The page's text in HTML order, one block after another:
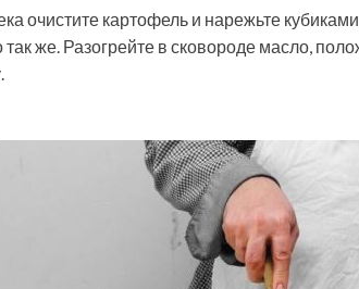
очистите картофель и нарежьте
же. Разогрейте­ в сковороде масло,